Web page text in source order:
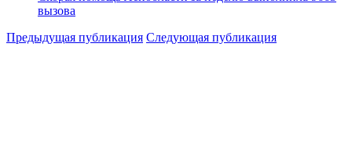
вызова
Предыдущая публикация Следующая публикация